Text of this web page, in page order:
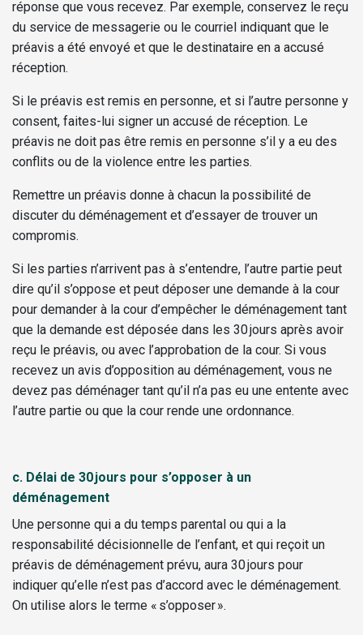
réponse que vous recevez. Par exemple, conservez le reçu
du service de messagerie ou le courriel indiquant que le
préavis a été envoyé et que le destinataire en a accusé
réception.
Si le préavis est remis en personne, et si l’autre personne y
consent, faites-lui signer un accusé de réception. Le
préavis ne doit pas être remis en personne s’il y a eu des
conflits ou de la violence entre les parties.
Remettre un préavis donne à chacun la possibilité de
discuter du déménagement et d’essayer de trouver un
compromis.
Si les parties n’arrivent pas à s’entendre, l’autre partie peut
dire qu’il s’oppose et peut déposer une demande à la cour
pour demander à la cour d’empêcher le déménagement tant
que la demande est déposée dans les 30 jours après avoir
reçu le préavis, ou avec l’approbation de la cour. Si vous
recevez un avis d’opposition au déménagement, vous ne
devez pas déménager tant qu’il n’a pas eu une entente avec
l’autre partie ou que la cour rende une ordonnance.
c. Délai de 30 jours pour s’opposer à un
déménagement
Une personne qui a du temps parental ou qui a la
responsabilité décisionnelle de l’enfant, et qui reçoit un
préavis de déménagement prévu, aura 30 jours pour
indiquer qu’elle n’est pas d’accord avec le déménagement.
On utilise alors le terme « s’opposer ».